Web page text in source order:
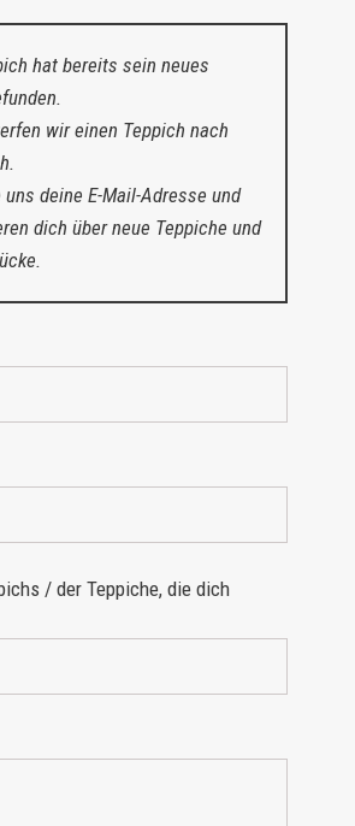
hat bereits sein neues
wir einen Teppich nach
deine E-Mail-Adresse und
dich über neue Teppiche und
/ der Teppiche, die dich